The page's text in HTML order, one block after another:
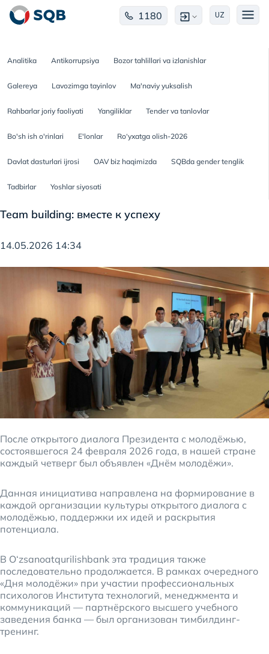
1180 UZ
Analitika Antikorrupsiya Bozor tahlillari va izlanishlar
Galereya Lavozimga tayinlov Ma'naviy yuksalish
Rahbarlar joriy faoliyati Yangiliklar Tender va tanlovlar
Bo'sh ish o'rinlari E'lonlar Ro‘yxatga olish-2026
Davlat dasturlari ijrosi OAV biz haqimizda SQBda gender tenglik
Tadbirlar Yoshlar siyosati
Team building: вместе к успеху
14.05.2026 14:34
После открытого диалога Президента с молодёжью,
состоявшегося 24 февраля 2026 года, в нашей стране
каждый четверг был объявлен «Днём молодёжи».
Данная инициатива направлена на формирование в
каждой организации культуры открытого диалога с
молодёжью, поддержки их идей и раскрытия
потенциала.
В O‘zsanoatqurilishbank эта традиция также
последовательно продолжается. В рамках очередного
«Дня молодёжи» при участии профессиональных
психологов Института технологий, менеджмента и
коммуникаций — партнёрского высшего учебного
заведения банка — был организован тимбилдинг-
тренинг.